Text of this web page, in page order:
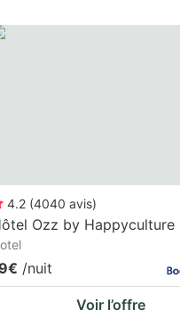
4.2 (4040 avis)
Ozz by Happyculture
/nuit
Voir l’offre